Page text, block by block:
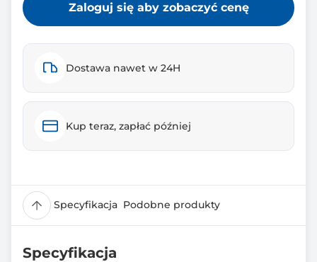
Zaloguj się aby zobaczyć cenę
Dostawa nawet w 24H
Kup teraz, zapłać później
Specyfikacja Podobne produkty
Specyfikacja